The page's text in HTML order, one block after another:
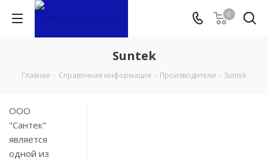
0
Suntek
Главная - Справочная информация - Производители - Suntek
ООО
"Сантек"
является
одной из